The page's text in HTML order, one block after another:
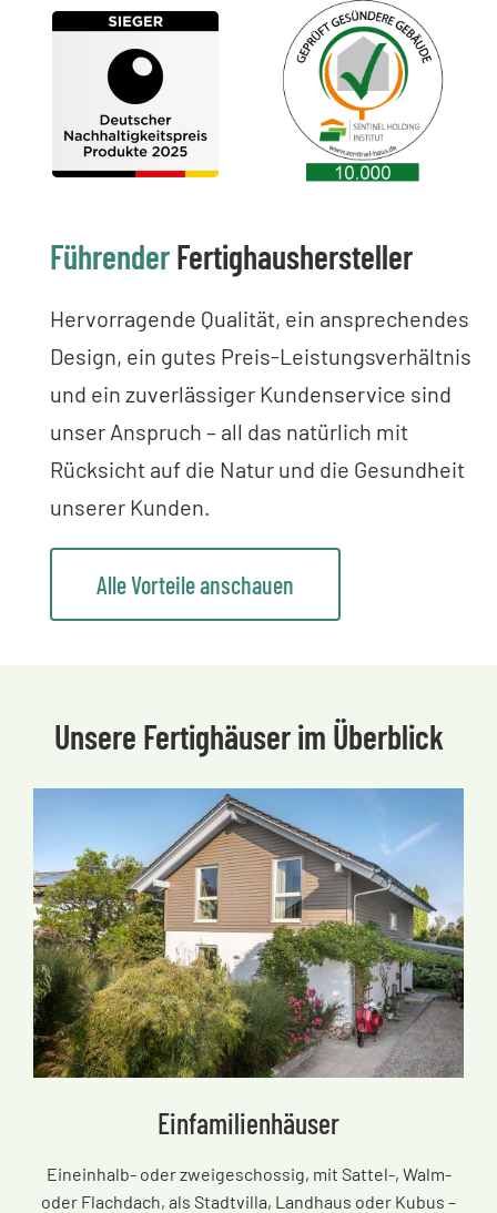
FührenderFertighaushersteller
Hervorragende Qualität, ein ansprechendes
Design, ein gutes Preis-Leistungsverhältnis
und ein zuverlässiger Kundenservice sind
unser Anspruch – all das natürlich mit
Rücksicht auf die Natur und die Gesundheit
unserer Kunden.
Alle Vorteile anschauen
Unsere Fertighäuser im Überblick
Einfamilienhäuser
Eineinhalb- oder zweigeschossig, mit Sattel-, Walm-
oder Flachdach, als Stadtvilla, Landhaus oder Kubus –